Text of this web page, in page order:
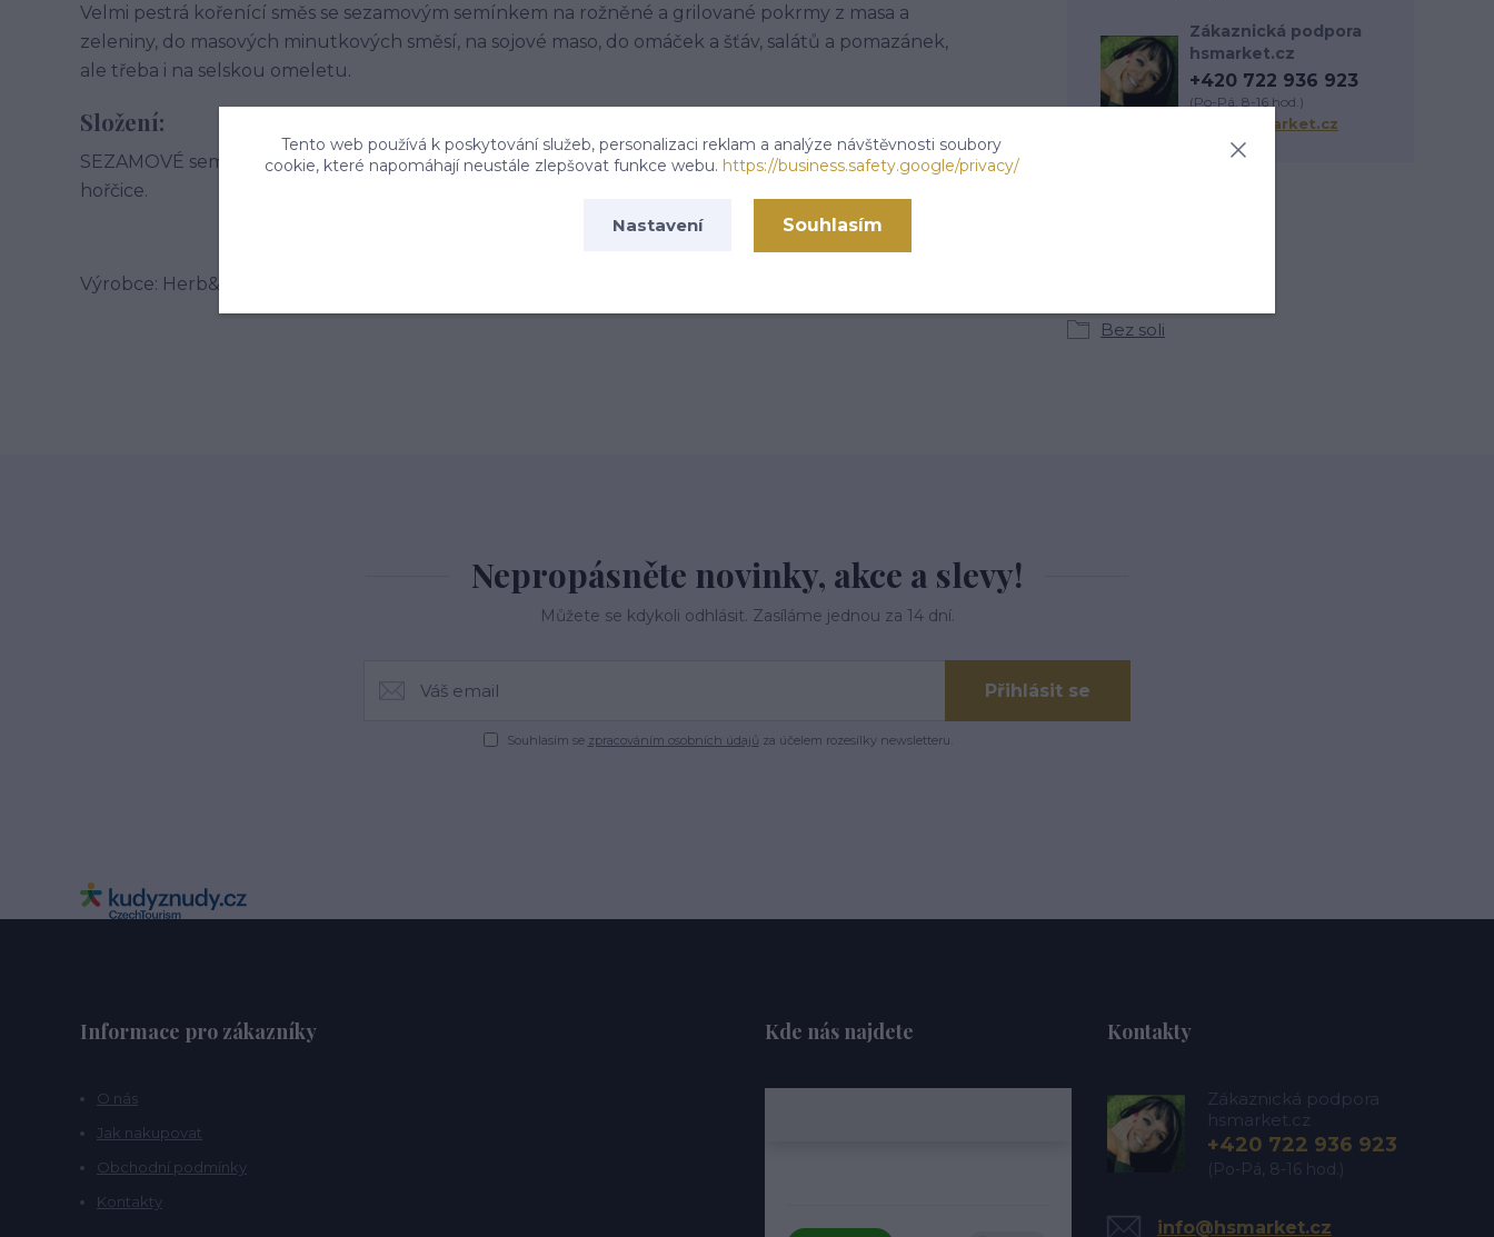
Velmi pestrá kořenící směs se sezamovým semínkem na rožněné a grilované pokrmy z masa a
zeleniny, do masových minutkových směsí, na sojové maso, do omáček a šťáv, salátů a pomazánek,
ale třeba i na selskou omeletu.
Složení:
SEZAMOVÉ semínko, tymián, kurkuma,s měs přírodního koření. Může obsahovat stopy celeru a
hořčice.
Výrobce: Herb&Spice market s.r.o. , Jablonského tř.113,Kardašova Řečice, 37821
Bez soli
Zákaznická podpora
hsmarket.cz
+420 722 936 923
(Po-Pá, 8-16 hod.)
info@hsmarket.cz
Nepropásněte novinky, akce a slevy!
Můžete se kdykoli odhlásit. Zasíláme jednou za 14 dní.
Přihlásit se
Souhlasím se zpracováním osobních údajů za účelem rozesílky newsletteru.
Informace pro zákazníky
O nás
Jak nakupovat
Obchodní podmínky
Kontakty
Kde nás najdete Kontakty
Zákaznická podpora
hsmarket.cz
+420 722 936 923
(Po-Pá, 8-16 hod.)
info@hsmarket.cz
Tento web používá k poskytování služeb, personalizaci reklam a analýze návštěvnosti soubory
cookie, které napomáhají neustále zlepšovat funkce webu. https://business.safety.google/privacy/
Nastavení Souhlasím